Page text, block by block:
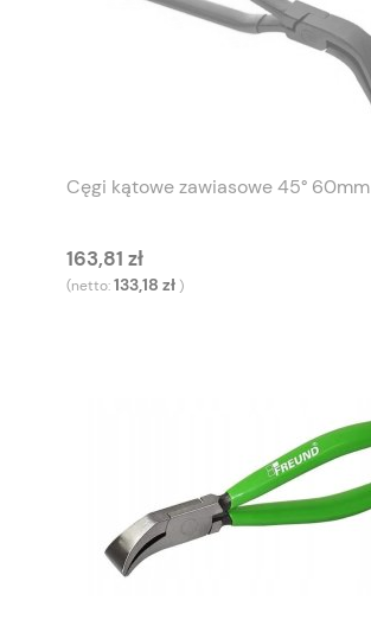
Cęgi kątowe zawiasowe 45° 60mm
163,81 zł
(netto:133,18 zł )